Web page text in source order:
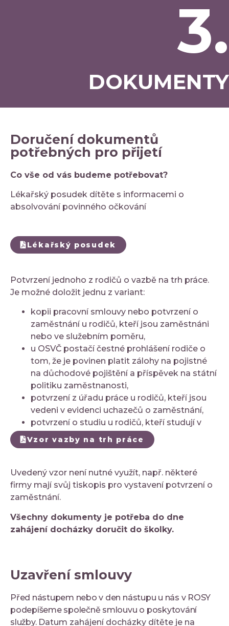
3.
DOKUMENTY
Doručení dokumentů
potřebných pro přijetí
Co vše od vás budeme potřebovat?
Lékařský posudek dítěte s informacemi o
absolvování povinného očkování
Lékařský posudek
Potvrzení jednoho z rodičů o vazbě na trh práce.
Je možné doložit jednu z variant:
kopii pracovní smlouvy nebo potvrzení o
zaměstnání u rodičů, kteří jsou zaměstnáni
nebo ve služebním poměru,
u OSVČ postačí čestné prohlášení rodiče o
tom, že je povinen platit zálohy na pojistné
na důchodové pojištění a příspěvek na státní
politiku zaměstnanosti,
potvrzení z úřadu práce u rodičů, kteří jsou
vedeni v evidenci uchazečů o zaměstnání,
potvrzení o studiu u rodičů, kteří studují v
denní formě studia.
Vzor vazby na trh práce
Uvedený vzor není nutné využít, např. některé
firmy mají svůj tiskopis pro vystavení potvrzení o
zaměstnání.
Všechny dokumenty je potřeba do dne
zahájení docházky doručit do školky.
Uzavření smlouvy
Před nástupem nebo v den nástupu u nás v ROSY
podepíšeme společně smlouvu o poskytování
služby. Datum zahájení docházky dítěte je na